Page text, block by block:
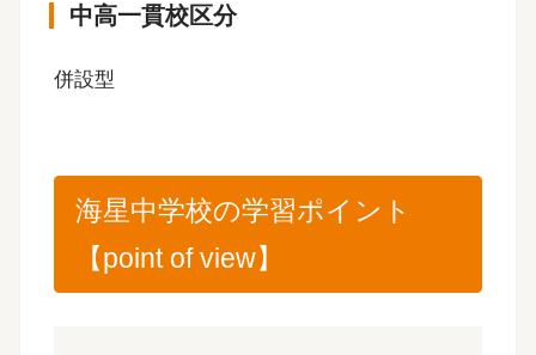
中高一貫校区分
併設型
海星中学校の学習ポイント
【point of view】